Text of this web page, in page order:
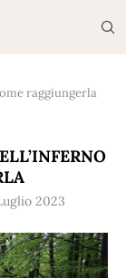
raggiungerla
2023